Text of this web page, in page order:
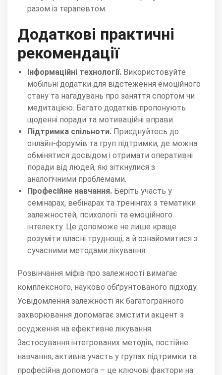
разом із терапевтом.
Додаткові практичні
рекомендації
Інформаційні технології. Використовуйте
мобільні додатки для відстеження емоційного
стану та нагадувань про заняття спортом чи
медитацією. Багато додатків пропонують
щоденні поради та мотиваційні вправи.
Підтримка спільноти. Приєднуйтесь до
онлайн-форумів та груп підтримки, де можна
обмінятися досвідом і отримати оперативні
поради від людей, які зіткнулися з
аналогічними проблемами.
Професійне навчання. Беріть участь у
семінарах, вебінарах та тренінгах з тематики
залежностей, психології та емоційного
інтелекту. Це допоможе не лише краще
розуміти власні труднощі, а й ознайомитися з
сучасними методами лікування.
Розвінчання міфів про залежності вимагає
комплексного, науково обґрунтованого підходу.
Усвідомлення залежності як багатогранного
захворювання допомагає змістити акцент з
осудження на ефективне лікування.
Застосування інтегрованих методів, постійне
навчання, активна участь у групах підтримки та
професійна допомога – це ключові фактори на